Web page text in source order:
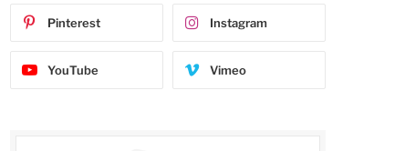
Pinterest Instagram
YouTube Vimeo